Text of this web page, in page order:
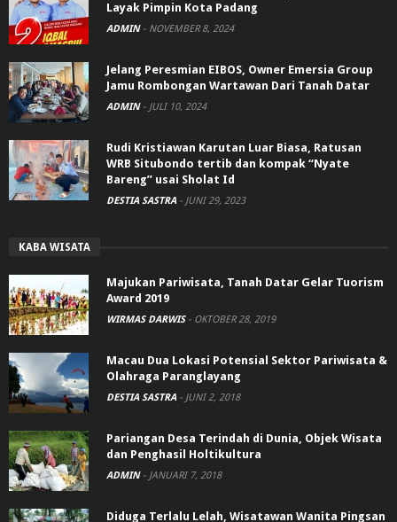
Layak Pimpin Kota Padang
ADMIN - NOVEMBER 8, 2024
Jelang Peresmian EIBOS, Owner Emersia Group
Jamu Rombongan Wartawan Dari Tanah Datar
ADMIN - JULI 10, 2024
Rudi Kristiawan Karutan Luar Biasa, Ratusan
WRB Situbondo tertib dan kompak “Nyate
Bareng” usai Sholat Id
DESTIA SASTRA - JUNI 29, 2023
KABA WISATA
Majukan Pariwisata, Tanah Datar Gelar Tuorism
Award 2019
WIRMAS DARWIS - OKTOBER 28, 2019
Macau Dua Lokasi Potensial Sektor Pariwisata &
Olahraga Paranglayang
DESTIA SASTRA - JUNI 2, 2018
Pariangan Desa Terindah di Dunia, Objek Wisata
dan Penghasil Holtikultura
ADMIN - JANUARI 7, 2018
Diduga Terlalu Lelah, Wisatawan Wanita Pingsan